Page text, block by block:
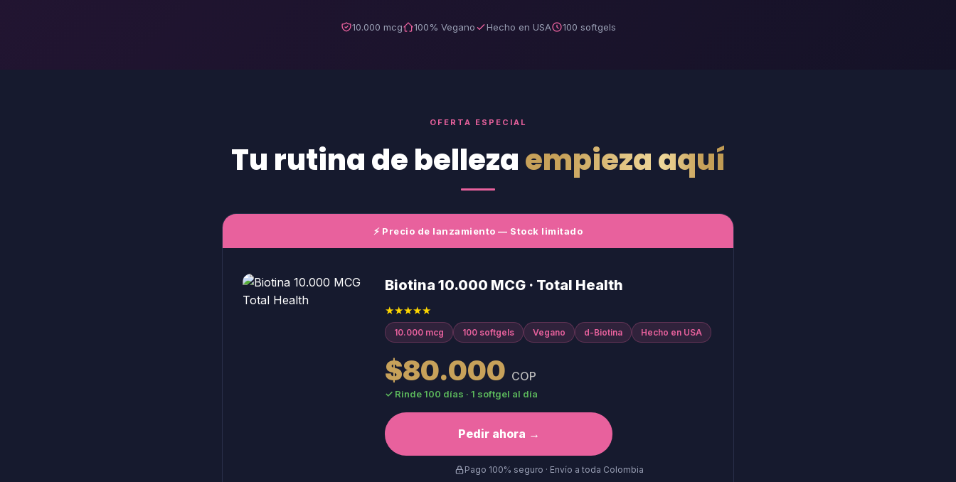
10.000 mcg 100% Vegano Hecho en USA 100 softgels
OFERTA ESPECIAL
Tu rutina de bellezaempieza aquí
⚡ Precio de lanzamiento — Stock limitado
Biotina 10.000 MCG · Total Health
★★★★★
10.000 mcg 100 softgels Vegano d-Biotina Hecho en USA
$80.000 COP
✓ Rinde 100 días · 1 softgel al día
Pedir ahora →
Pago 100% seguro · Envío a toda Colombia